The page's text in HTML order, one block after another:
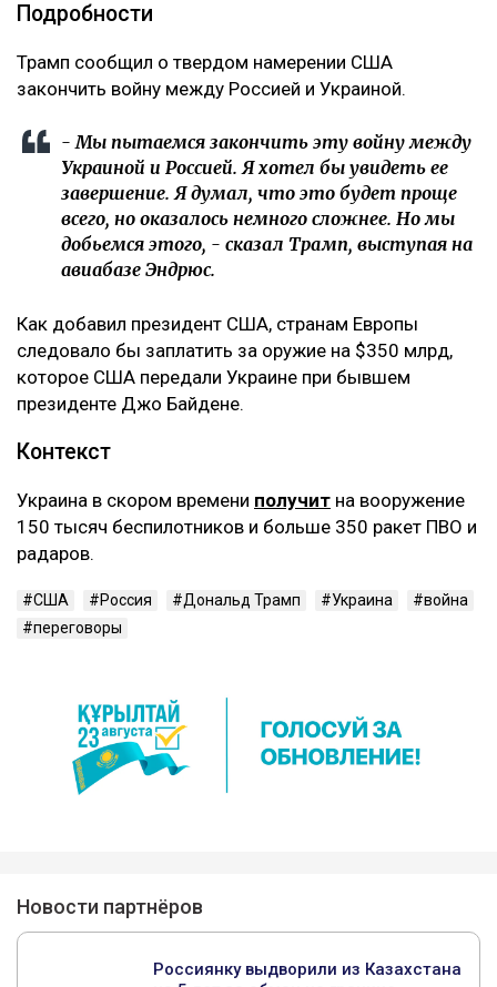
Подробности
‎Трамп сообщил о твердом намерении США
закончить войну между Россией и Украиной.
‎- Мы пытаемся закончить эту войну между
Украиной и Россией. Я хотел бы увидеть ее
завершение. Я думал, что это будет проще
всего, но оказалось немного сложнее. Но мы
добьемся этого, - сказал Трамп, выступая на
авиабазе Эндрюс.
‎Как добавил президент США, странам Европы
следовало бы заплатить за оружие на $350 млрд,
которое США передали Украине при бывшем
президенте Джо Байдене.
‎Контекст
‎Украина в скором времени получит на вооружение
150 тысяч беспилотников и больше 350 ракет ПВО и
радаров.
США Россия Дональд Трамп Украина
война
переговоры